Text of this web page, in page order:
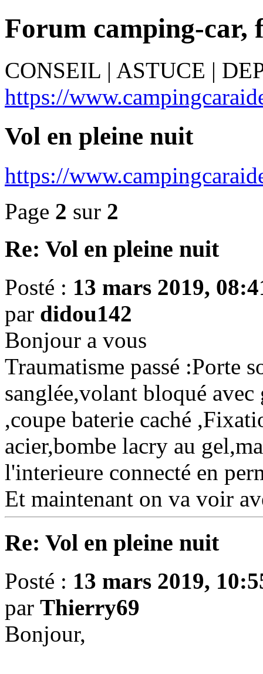
Forum camping-car,
CONSEIL | ASTUCE |
https://
Vol en pleine nuit
https://
Page 2 sur 2
Re: Vol en pleine nuit
Posté : 13 mars 2019,
par didou142
Bonjour a vous
Traumatisme passé :Porte
sanglée,volant bloqué
,coupe baterie caché
acier,bombe lacry au
l'interieure connecté en
Et maintenant on va voir
Re: Vol en pleine nuit
Posté : 13 mars 2019,
par Thierry69
Bonjour,